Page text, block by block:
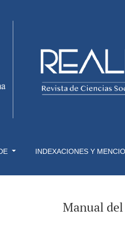
INDEXACIONES Y
Manual